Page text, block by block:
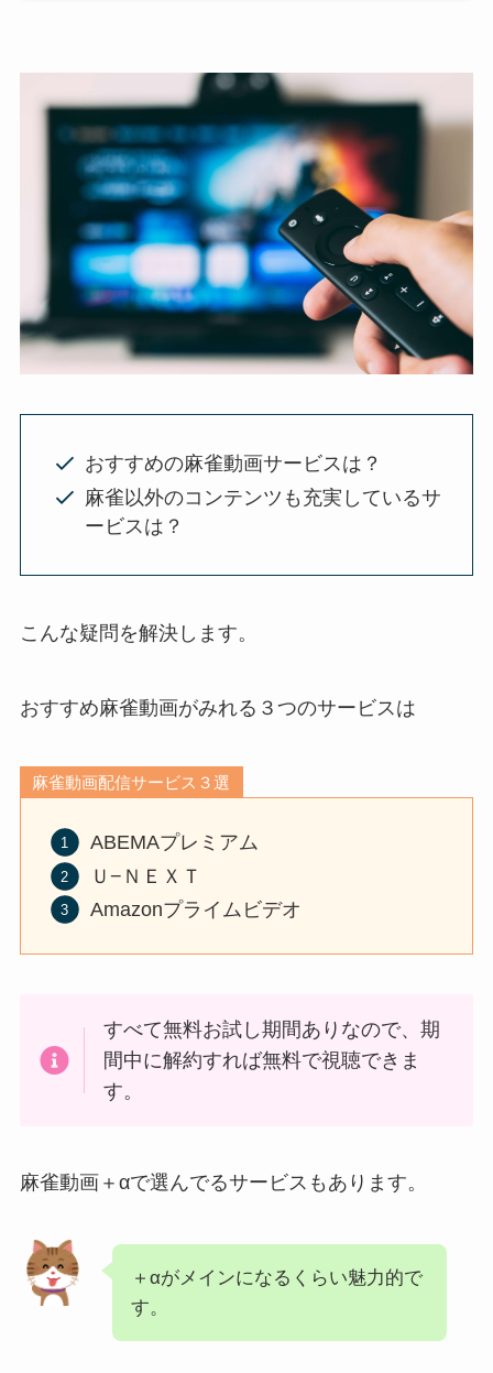
おすすめの麻雀動画サービスは？
麻雀以外のコンテンツも充実しているサ
ービスは？
こんな疑問を解決します。
おすすめ麻雀動画がみれる３つのサービスは
麻雀動画配信サービス３選
ABEMAプレミアム
Ｕ−ＮＥＸＴ
Amazonプライムビデオ
すべて無料お試し期間ありなので、期
間中に解約すれば無料で視聴できま
す。
麻雀動画＋αで選んでるサービスもあります。
＋αがメインになるくらい魅力的で
す。